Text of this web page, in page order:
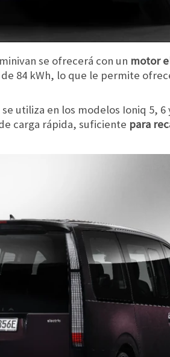
se ofrecerá con un motor
84 kWh, lo que le permite
utiliza en los modelos Ioniq 5,
carga rápida, suficiente para